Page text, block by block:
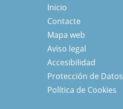
Inicio
Contacte
Mapa web
Aviso legal
Accesibilidad
Protección de Datos
Política de Cookies